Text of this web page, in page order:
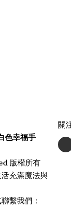
幸福手
版權所有
充滿魔法與
繫我們：
關